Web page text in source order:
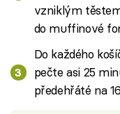
vzniklým
do muffinové
Do každého
pečte asi 25
předehřáté na